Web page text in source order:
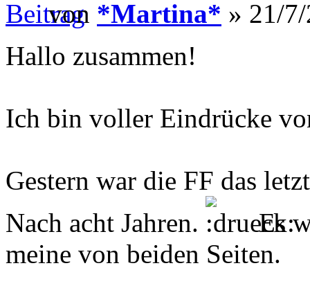
von *Martina* » 21/
Hallo zusammen!
Ich bin voller Eindrücke
Gestern war die FF das
Nach acht Jahren.
Es
meine von beiden Seiten.